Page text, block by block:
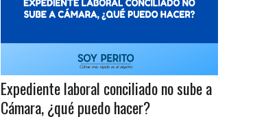
Expediente laboral conciliado no sube a
Cámara, ¿qué puedo hacer?